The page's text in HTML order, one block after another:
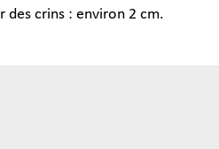
des crins : environ 2 cm.